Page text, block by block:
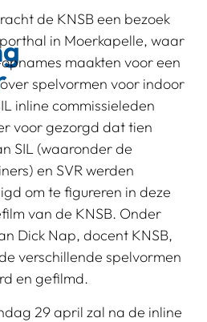
de KNSB een bezoek
in Moerkapelle, waar
maakten voor een
spelvormen voor indoor
inline commissieleden
voor gezorgd dat tien
SIL (waaronder de
en SVR werden
om te figureren in deze
van de KNSB. Onder
Dick Nap, docent KNSB,
verschillende spelvormen
en gefilmd.
29 april zal na de inline